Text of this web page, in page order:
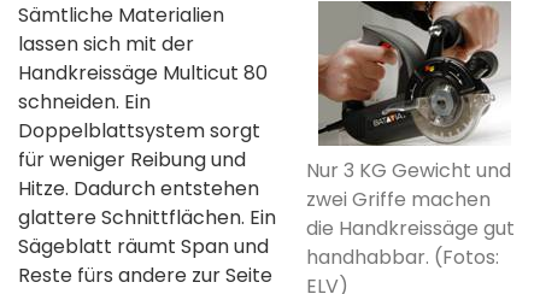
Nur 3 KG Gewicht und
zwei Griffe machen
die Handkreissäge gut
handhabbar. (Fotos:
ELV)
Sämtliche Materialien
lassen sich mit der
Handkreissäge Multicut 80
schneiden. Ein
Doppelblattsystem sorgt
für weniger Reibung und
Hitze. Dadurch entstehen
glattere Schnittflächen. Ein
Sägeblatt räumt Span und
Reste fürs andere zur Seite